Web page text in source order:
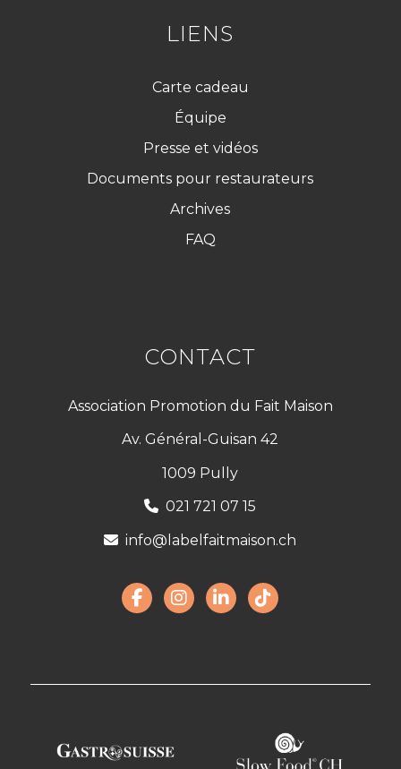
LIENS
Carte cadeau
Équipe
Presse et vidéos
Documents pour restaurateurs
Archives
FAQ
CONTACT
Association Promotion du Fait Maison
Av. Général-Guisan 42
1009 Pully
021 721 07 15
info@labelfaitmaison.ch